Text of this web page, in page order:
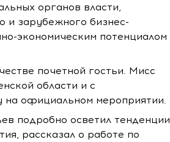
органов власти,
и зарубежного бизнес-
экономическим потенциалом
почетной гостьи. Мисс
области и с
официальном мероприятии.
подробно осветил тенденции
рассказал о работе по